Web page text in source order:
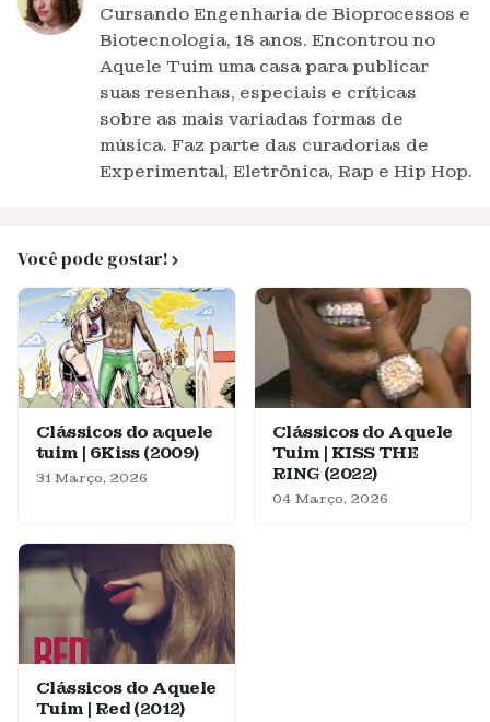
Cursando Engenharia de Bioprocessos e
Biotecnologia, 18 anos. Encontrou no
Aquele Tuim uma casa para publicar
suas resenhas, especiais e críticas
sobre as mais variadas formas de
música. Faz parte das curadorias de
Experimental, Eletrônica, Rap e Hip Hop.
Você pode gostar!
Clássicos do aquele
tuim | 6Kiss (2009)
31 Março, 2026
Clássicos do Aquele
Tuim | KISS THE
RING (2022)
04 Março, 2026
Clássicos do Aquele
Tuim | Red (2012)